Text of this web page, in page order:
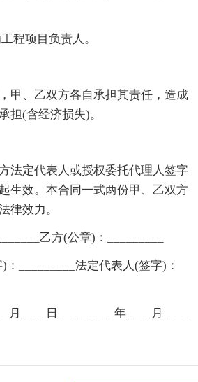
程项目负责人。
甲、乙双方各自承担其责任，造成
担(含经济损失)。
法定代表人或授权委托代理人签字
生效。本合同一式两份甲、乙双方
律效力。
乙方(公章)：_________
：_________法定代表人(签字)：
月____日_________年____月____